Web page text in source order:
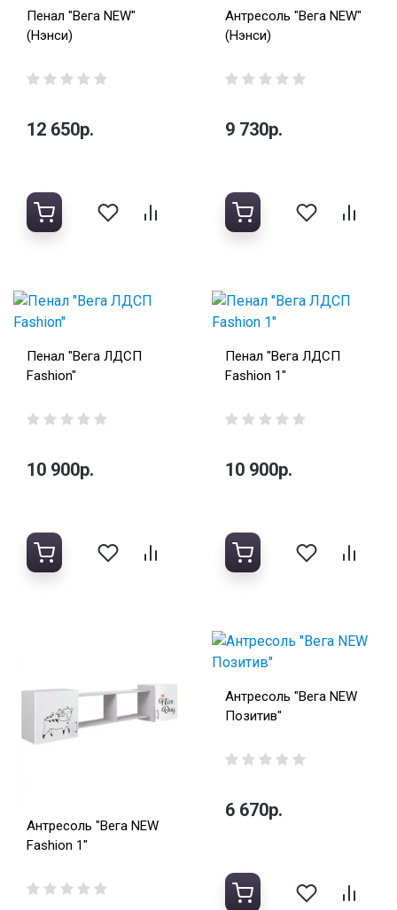
Пенал "Вега NEW"
(Нэнси)
12 650р.
Антресоль "Вега NEW"
(Нэнси)
9 730р.
Пенал "Вега ЛДСП
Fashion"
10 900р.
Пенал "Вега ЛДСП
Fashion 1"
10 900р.
Антресоль "Вега NEW
Fashion 1"
Антресоль "Вега NEW
Позитив"
6 670р.